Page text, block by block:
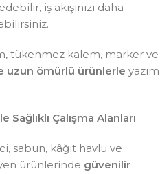
iş akışınızı daha
tükenmez kalem, marker ve
uzun ömürlü ürünlerle yazım
Çalışma Alanları
sabun, kâğıt havlu ve
ürünlerinde güvenilir